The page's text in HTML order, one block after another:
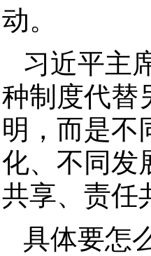
动。
习近平主
种制度代替
明，而是不
化、不同发
共享、责任
具体要怎